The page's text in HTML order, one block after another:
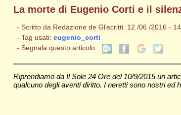
La morte di Eugenio Corti e il
- Scritto da Redazione de Gliscritti: 12 /06 /2016 -
- Tag usati: eugenio_corti
- Segnala questo articolo:
Riprendiamo da Il Sole 24 Ore del 10/9/2015 un
qualcuno degli aventi diritto. I neretti sono nostri ed